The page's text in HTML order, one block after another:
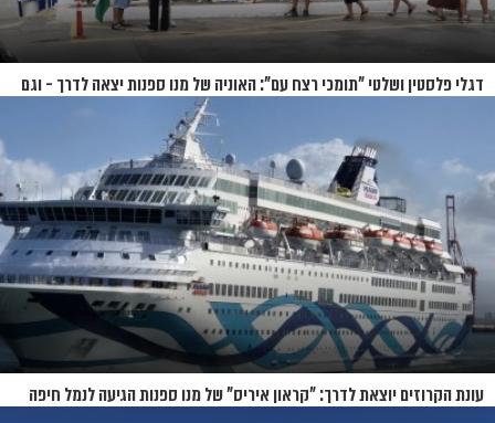
דגלי פלסטין ושלטי "תומכי רצח עם": האוניה של מנו ספנות יצאה לדרך - וגם
עונת הקרוזים יוצאת לדרך: "קראון איריס" של מנו ספנות הגיעה לנמל חיפה